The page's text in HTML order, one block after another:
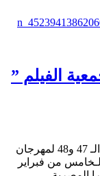
الفيلم ”
تنطلق اليوم السبت 29 يناير فعاليات الدورة الـ 47 و48 لمهرجان
من فبراير